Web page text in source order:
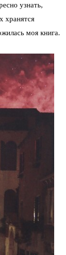
узнать,
хранятся
моя книга.